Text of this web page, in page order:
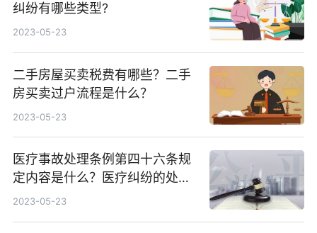
纠纷有哪些类型?
2023-05-23
二手房屋买卖税费有哪些？二手
房买卖过户流程是什么？
2023-05-23
医疗事故处理条例第四十六条规
定内容是什么？医疗纠纷的处理
途径有哪些？
2023-05-23